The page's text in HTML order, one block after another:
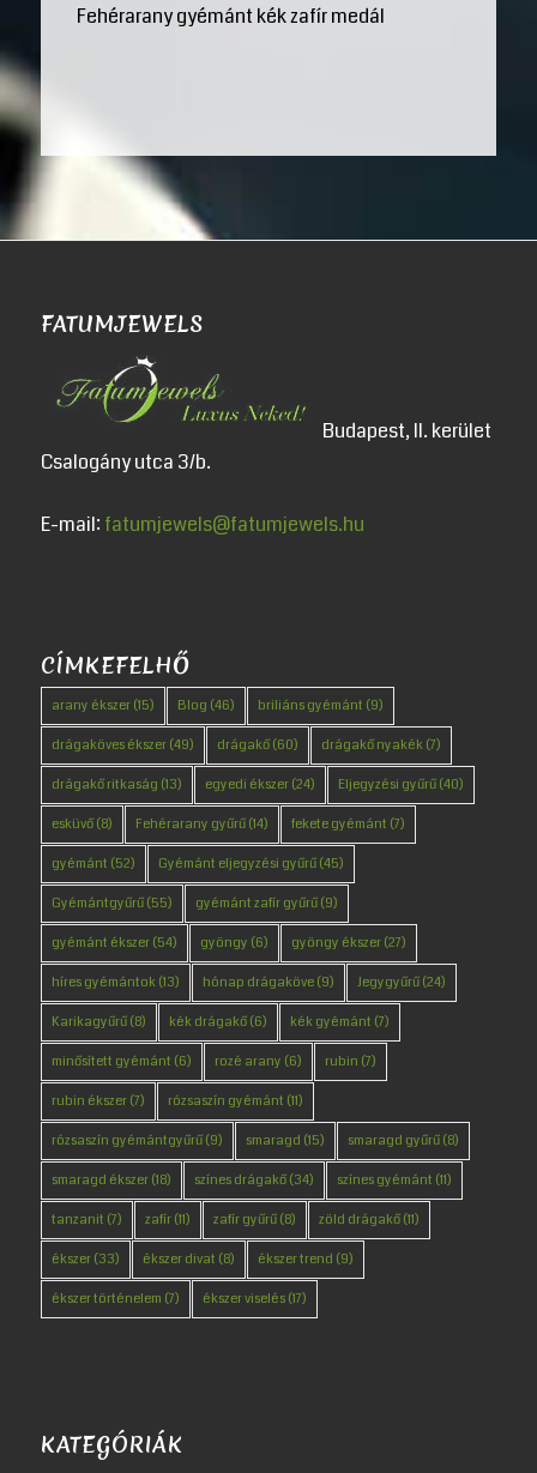
Fehérarany gyémánt kék zafír medál
FATUMJEWELS
Budapest, II. kerület
Csalogány utca 3/b.
E-mail: fatumjewels@fatumjewels.hu
CÍMKEFELHŐ
arany ékszer(15) Blog (46) briliáns gyémánt (9)
drágaköves ékszer(49) drágakő(60) drágakő nyakék(7)
drágakő ritkaság (13) egyedi ékszer(24) Eljegyzési gyűrű(40)
esküvő(8) Fehérarany gyűrű(14) fekete gyémánt (7)
gyémánt (52) Gyémánt eljegyzési gyűrű(45)
Gyémántgyűrű(55) gyémánt zafír gyűrű(9)
gyémánt ékszer(54) gyöngy (6) gyöngy ékszer(27)
híres gyémántok(13) hónap drágaköve(9) Jegygyűrű(24)
Karikagyűrű(8) kék drágakő(6) kék gyémánt (7)
minősített gyémánt (6) rozé arany (6) rubin (7)
rubin ékszer(7) rózsaszín gyémánt (11)
rózsaszín gyémántgyűrű(9) smaragd (15) smaragd gyűrű(8)
smaragd ékszer(18) színes drágakő(34) színes gyémánt (11)
tanzanit (7) zafír(11) zafír gyűrű(8) zöld drágakő(11)
ékszer(33) ékszer divat (8) ékszer trend (9)
ékszer történelem (7) ékszer viselés(17)
KATEGÓRIÁK